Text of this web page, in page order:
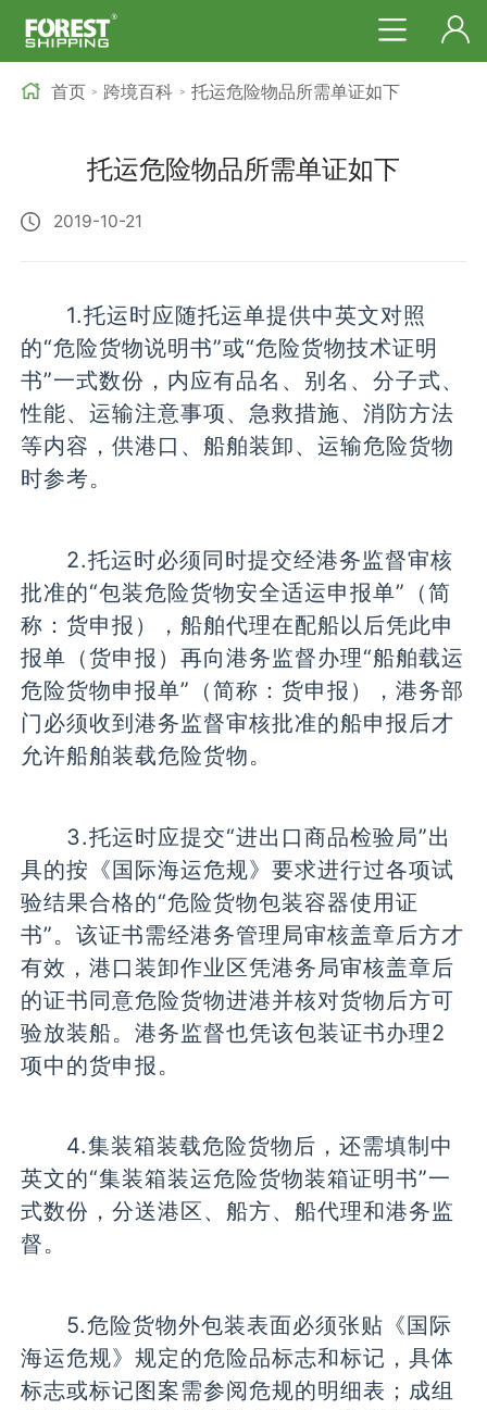
首页 > 跨境百科 > 托运危险物品所需单证如下
托运危险物品所需单证如下
2019-10-21
1.托运时应随托运单提供中英文对照
的“危险货物说明书”或“危险货物技术证明
书”一式数份，内应有品名、别名、分子式、
性能、运输注意事项、急救措施、消防方法
等内容，供港口、船舶装卸、运输危险货物
时参考。
2.托运时必须同时提交经港务监督审核
批准的“包装危险货物安全适运申报单”（简
称：货申报），船舶代理在配船以后凭此申
报单（货申报）再向港务监督办理“船舶载运
危险货物申报单”（简称：货申报），港务部
门必须收到港务监督审核批准的船申报后才
允许船舶装载危险货物。
3.托运时应提交“进出口商品检验局”出
具的按《国际海运危规》要求进行过各项试
验结果合格的“危险货物包装容器使用证
书”。该证书需经港务管理局审核盖章后方才
有效，港口装卸作业区凭港务局审核盖章后
的证书同意危险货物进港并核对货物后方可
验放装船。港务监督也凭该包装证书办理2
项中的货申报。
4.集装箱装载危险货物后，还需填制中
英文的“集装箱装运危险货物装箱证明书”一
式数份，分送港区、船方、船代理和港务监
督。
5.危险货物外包装表面必须张贴《国际
海运危规》规定的危险品标志和标记，具体
标志或标记图案需参阅危规的明细表；成组